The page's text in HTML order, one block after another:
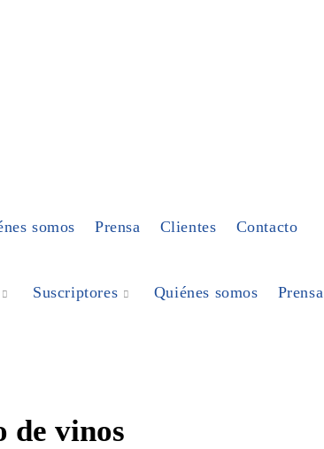
somos Prensa Clientes Contacto
Suscriptores Quiénes somos Prensa
de vinos